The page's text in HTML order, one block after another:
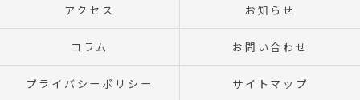
アクセス お知らせ
コラム お問い合わせ
プライバシーポリシー サイトマップ